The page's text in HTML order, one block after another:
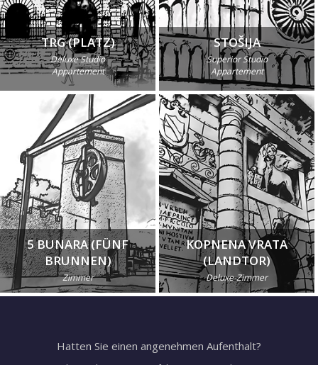
TRG (PLATZ)
Deluxe Studio
Appartement
STOŠIJA
Superior Studio
Appartement
5 BUNARA (FÜNF
BRUNNEN)
Zimmer
KOPNENA VRATA
(LANDTOR)
Deluxe-Zimmer
Hatten Sie einen angenehmen Aufenthalt?